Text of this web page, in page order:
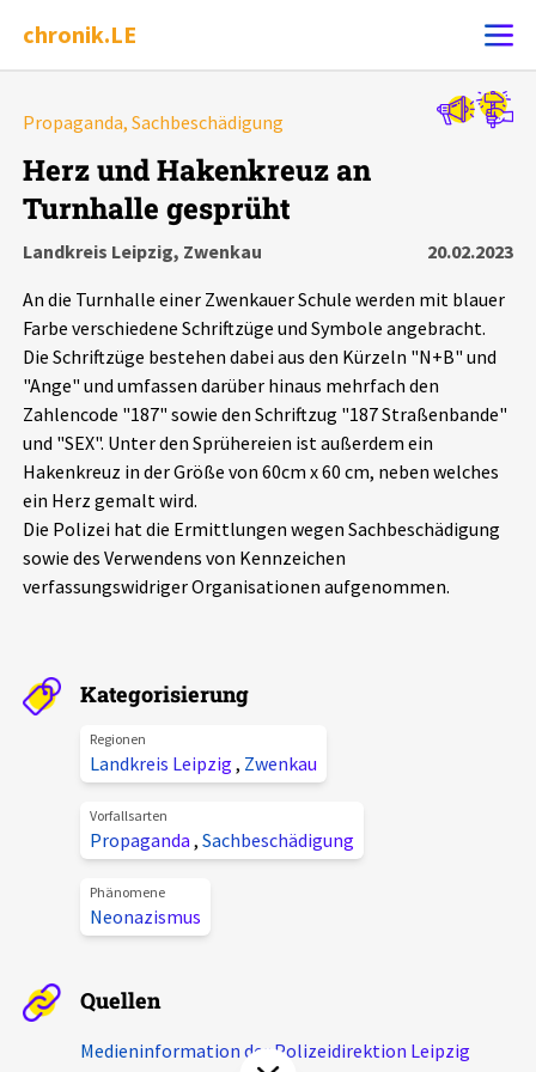
chronik.LE
Ereignis melden
Chronik
Leipziger Zustände
Schlaglichter
Phänomene
Aktuelles
Veranstaltungen
Podcasts
Projektbeschreibung
Kontakt
Spenden
chronik.LE in der Presse
Propaganda, Sachbeschädigung
Herz und Hakenkreuz an
Turnhalle gesprüht
Landkreis Leipzig, Zwenkau
20.02.2023
An die Turnhalle einer Zwenkauer Schule werden mit blauer
Farbe verschiedene Schriftzüge und Symbole angebracht.
Die Schriftzüge bestehen dabei aus den Kürzeln "N+B" und
"Ange" und umfassen darüber hinaus mehrfach den
Zahlencode "187" sowie den Schriftzug "187 Straßenbande"
und "SEX". Unter den Sprühereien ist außerdem ein
Hakenkreuz in der Größe von 60cm x 60 cm, neben welches
ein Herz gemalt wird.
Die Polizei hat die Ermittlungen wegen Sachbeschädigung
sowie des Verwendens von Kennzeichen
verfassungswidriger Organisationen aufgenommen.
Kategorisierung
Regionen
Landkreis Leipzig , Zwenkau
Vorfallsarten
Propaganda , Sachbeschädigung
Phänomene
Neonazismus
Quellen
Medieninformation der Polizeidirektion Leipzig
Alle Ereignisse
Ereignisse
Ereignisse Statistik